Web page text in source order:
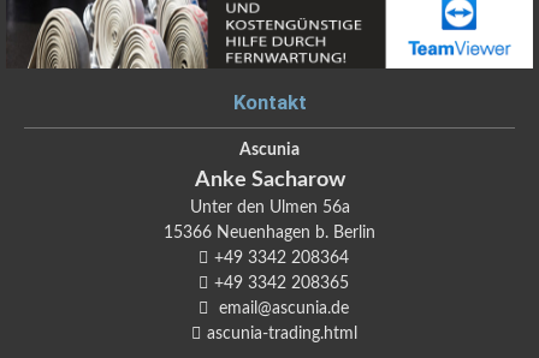
Kontakt
Ascunia
Anke Sacharow
Unter den Ulmen 56a
15366 Neuenhagen b. Berlin
+49 3342 208364
+49 3342 208365
email@ascunia.de
ascunia-trading.html